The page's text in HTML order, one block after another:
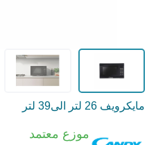
مايكرويف 26 لتر الى39 لتر
موزع معتمد